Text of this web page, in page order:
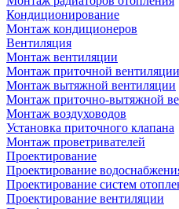
Кондиционирование
Монтаж кондиционеров
Вентиляция
Монтаж вентиляции
Монтаж приточной вентиляции
Монтаж вытяжной вентиляции
Монтаж приточно-вытяжной
Монтаж воздуховодов
Установка приточного клапана
Монтаж проветривателей
Проектирование
Проектирование
Проектирование систем
Проектирование вентиляции